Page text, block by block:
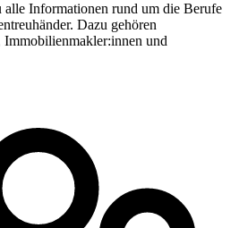
Informationen rund um die Berufe
Dazu gehören
und